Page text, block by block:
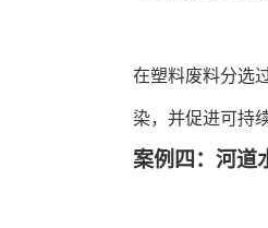
在塑料废料分选
染，并促进可持
案例四：河道